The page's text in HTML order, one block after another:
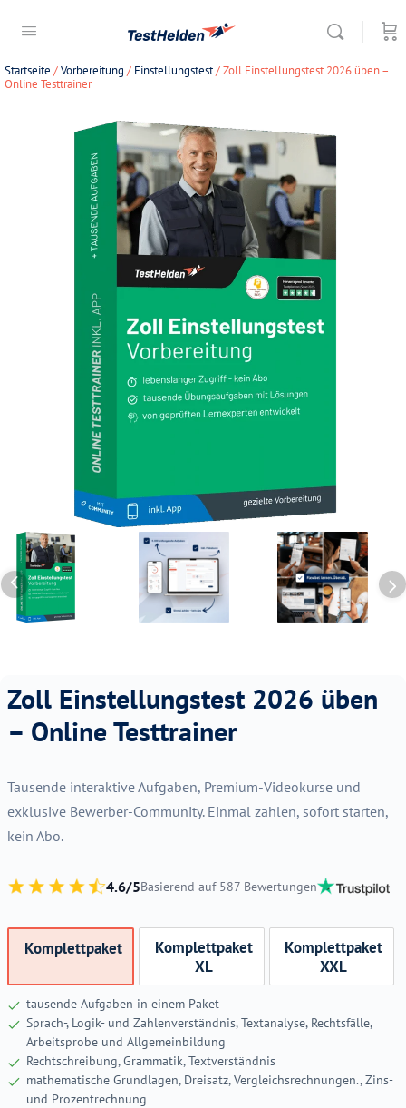
Startseite /Vorbereitung / Einstellungstest/ Zoll Einstellungstest 2026 üben –
Online Testtrainer
Zoll Einstellungstest 2026 üben
– Online Testtrainer
Tausende interaktive Aufgaben, Premium-Videokurse und
exklusive Bewerber-Community. Einmal zahlen, sofort starten,
kein Abo.
4.6/5Basierend auf 587 Bewertungen
Komplettpaket
Komplettpaket
XL
Komplettpaket
XXL
tausende Aufgaben in einem Paket
Sprach-, Logik- und Zahlenverständnis, Textanalyse, Rechtsfälle,
Arbeitsprobe und Allgemeinbildung
Rechtschreibung, Grammatik, Textverständnis
mathematische Grundlagen, Dreisatz, Vergleichsrechnungen., Zins-
und Prozentrechnung